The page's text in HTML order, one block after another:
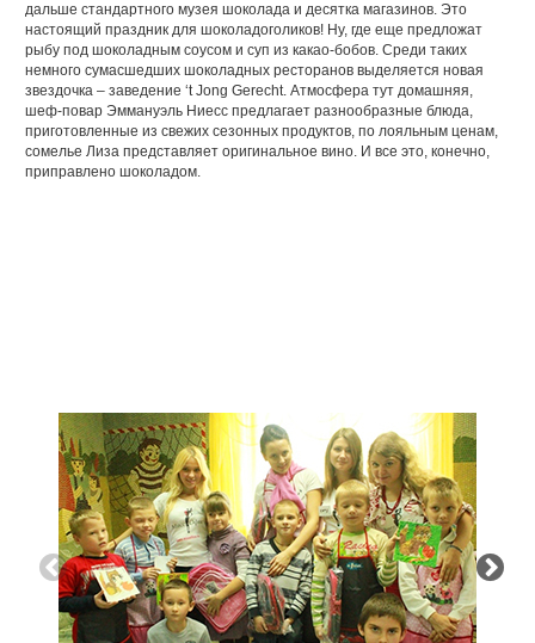
дальше стандартного музея шоколада и десятка магазинов. Это
настоящий праздник для шоколадоголиков! Ну, где еще предложат
рыбу под шоколадным соусом и суп из какао-бобов. Среди таких
немного сумасшедших шоколадных ресторанов выделяется новая
звездочка – заведение ‘t Jong Gerecht. Атмосфера тут домашняя,
шеф-повар Эммануэль Ниесс предлагает разнообразные блюда,
приготовленные из свежих сезонных продуктов, по лояльным ценам,
сомелье Лиза представляет оригинальное вино. И все это, конечно,
приправлено шоколадом.